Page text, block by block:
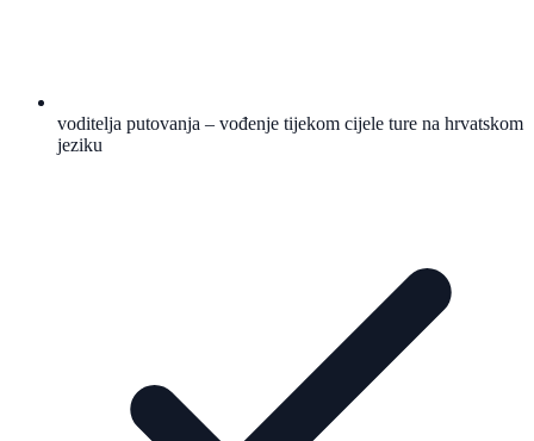
voditelja putovanja – vođenje tijekom cijele ture na hrvatskom
jeziku